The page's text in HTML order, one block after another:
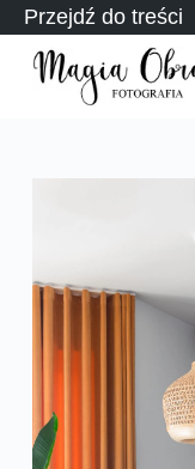
Przejdź do treści